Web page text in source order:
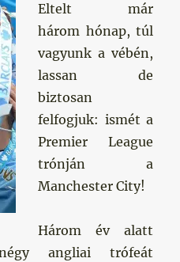
Eltelt már
három hónap, túl
vagyunk a vébén,
lassan de
biztosan
felfogjuk: ismét a
Premier League
trónján a
Manchester City!
Három év alatt
angliai trófeát